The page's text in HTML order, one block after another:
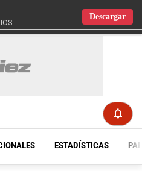
Descargar
ESTADÍSTICAS